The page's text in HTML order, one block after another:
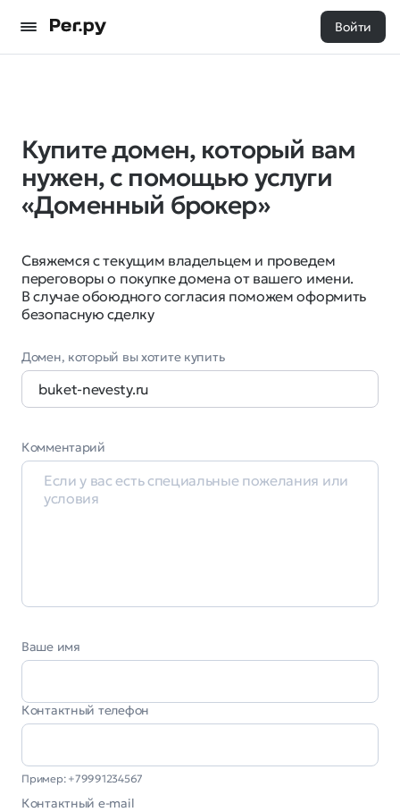
Войти
Купите домен, который вам
нужен, с помощью услуги
«Доменный брокер»
Свяжемся с текущим владельцем и проведем
переговоры о покупке домена от вашего имени.
В случае обоюдного согласия поможем оформить
безопасную сделку
Домен, который вы хотите купить
Комментарий
Ваше имя
Контактный телефон
Пример: +79991234567
Контактный e-mail